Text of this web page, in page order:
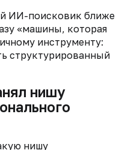
ИИ-поисковик ближе
«машины, которая
инструменту:
структурированный
нишу
нишу